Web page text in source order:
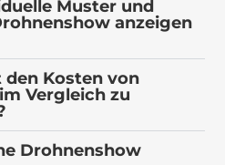
Muster und
anzeigen
Kosten von
Vergleich zu
Drohnenshow